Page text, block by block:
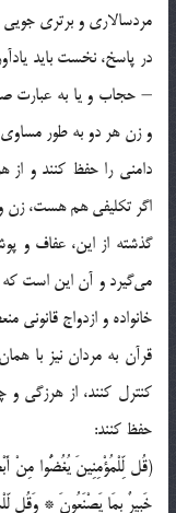
مردسالاری و برتری جویی
در پاسخ، نخست باید
– حجاب و یا به عبارت
و زن هر دو به طور مساوی
دامنی را حفظ کنند و از
اگر تکلیفی هم هست، زن
گذشته از این، عفاف و
می‌گیرد و آن این است که
خانواده و ازدواج قانونی
قرآن به مردان نیز با
کنترل کنند، از هرزگی
حفظ کنند:
(قُل لِّلْمُؤْمِنِینَ یُغُضُّوا مِنْ
خَبِیرٌ بِمَا یَصْنَعُونَ * وَقُل